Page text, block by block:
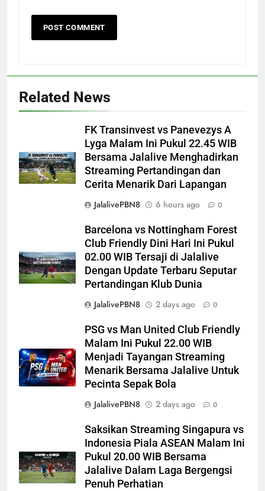
Related News
FK Transinvest vs Panevezys A
Lyga Malam Ini Pukul 22.45 WIB
Bersama Jalalive Menghadirkan
Streaming Pertandingan dan
Cerita Menarik Dari Lapangan
JalalivePBN8
6 hours ago 0
Barcelona vs Nottingham Forest
Club Friendly Dini Hari Ini Pukul
02.00 WIB Tersaji di Jalalive
Dengan Update Terbaru Seputar
Pertandingan Klub Dunia
JalalivePBN8
2 days ago 0
PSG vs Man United Club Friendly
Malam Ini Pukul 22.00 WIB
Menjadi Tayangan Streaming
Menarik Bersama Jalalive Untuk
Pecinta Sepak Bola
JalalivePBN8
2 days ago 0
Saksikan Streaming Singapura vs
Indonesia Piala ASEAN Malam Ini
Pukul 20.00 WIB Bersama
Jalalive Dalam Laga Bergengsi
Penuh Perhatian